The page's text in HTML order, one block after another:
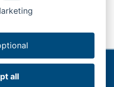
all